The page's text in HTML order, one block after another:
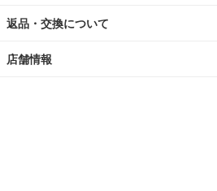
返品・交換について
店舗情報